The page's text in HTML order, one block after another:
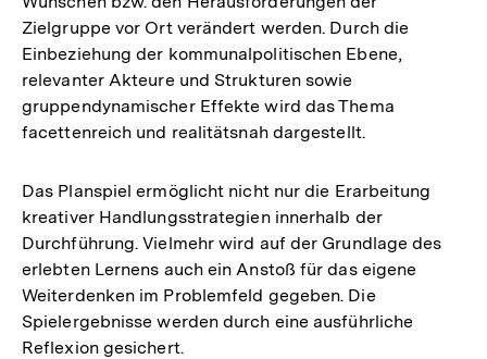
Zielgruppe vor Ort verändert werden. Durch die
Einbeziehung der kommunalpolitischen Ebene,
relevanter Akteure und Strukturen sowie
gruppendynamischer Effekte wird das Thema
facettenreich und realitätsnah dargestellt.
Das Planspiel ermöglicht nicht nur die Erarbeitung
kreativer Handlungsstrategien innerhalb der
Durchführung. Vielmehr wird auf der Grundlage des
erlebten Lernens auch ein Anstoß für das eigene
Weiterdenken im Problemfeld gegeben. Die
Spielergebnisse werden durch eine ausführliche
Reflexion gesichert.